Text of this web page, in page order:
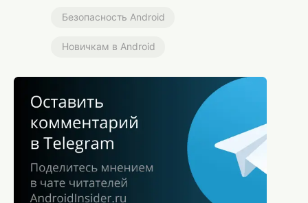
Безопасность Android
Новичкам в Android